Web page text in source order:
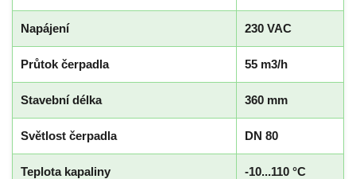
Napájení 230 VAC
Průtok čerpadla 55 m3/h
Stavební délka 360 mm
Světlost čerpadla DN 80
Teplota kapaliny -10...110 °C